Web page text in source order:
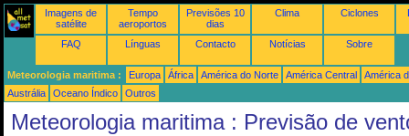
Imagens de
satélite
Tempo
aeroportos
Previsões 10
dias
Clima Ciclones
FAQ Línguas Contacto Notícias Sobre
Meteorologia maritima : Europa África América do Norte América Central
América
Austrália
Oceano Índico Outros
Meteorologia maritima : Previsão de